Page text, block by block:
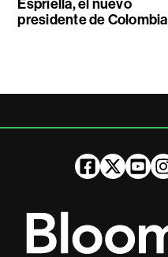
Espriella, el nuevo
presidente de Colombia